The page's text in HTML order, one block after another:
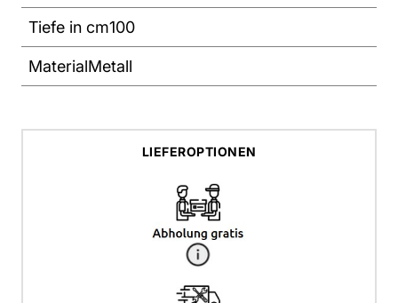
Tiefe in cm100
MaterialMetall
LIEFEROPTIONEN